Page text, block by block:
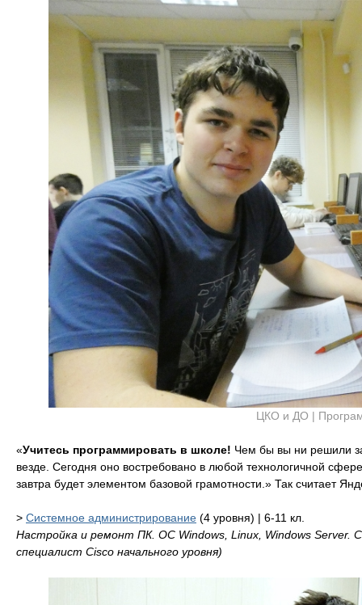
ЦКО и ДО |
«Учитесь программировать в школе! Чем бы вы ни решили
везде. Сегодня оно востребовано в любой технологичной
завтра будет элементом базовой грамотности.» Так считает
> Системное администрирование (4 уровня) | 6-11 кл.
Настройка и ремонт ПК. ОС Windows, Linux, Windows Server.
специалист Cisco начального уровня)